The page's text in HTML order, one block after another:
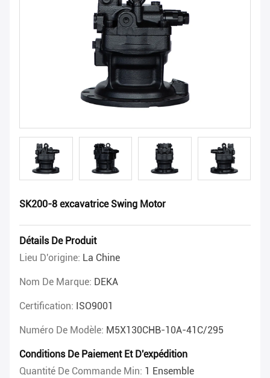
SK200-8 excavatrice Swing Motor
Détails De Produit
Lieu D'origine: La Chine
Nom De Marque: DEKA
Certification: ISO9001
Numéro De Modèle: M5X130CHB-10A-41C/295
Conditions De Paiement Et D'expédition
Quantité De Commande Min: 1 Ensemble